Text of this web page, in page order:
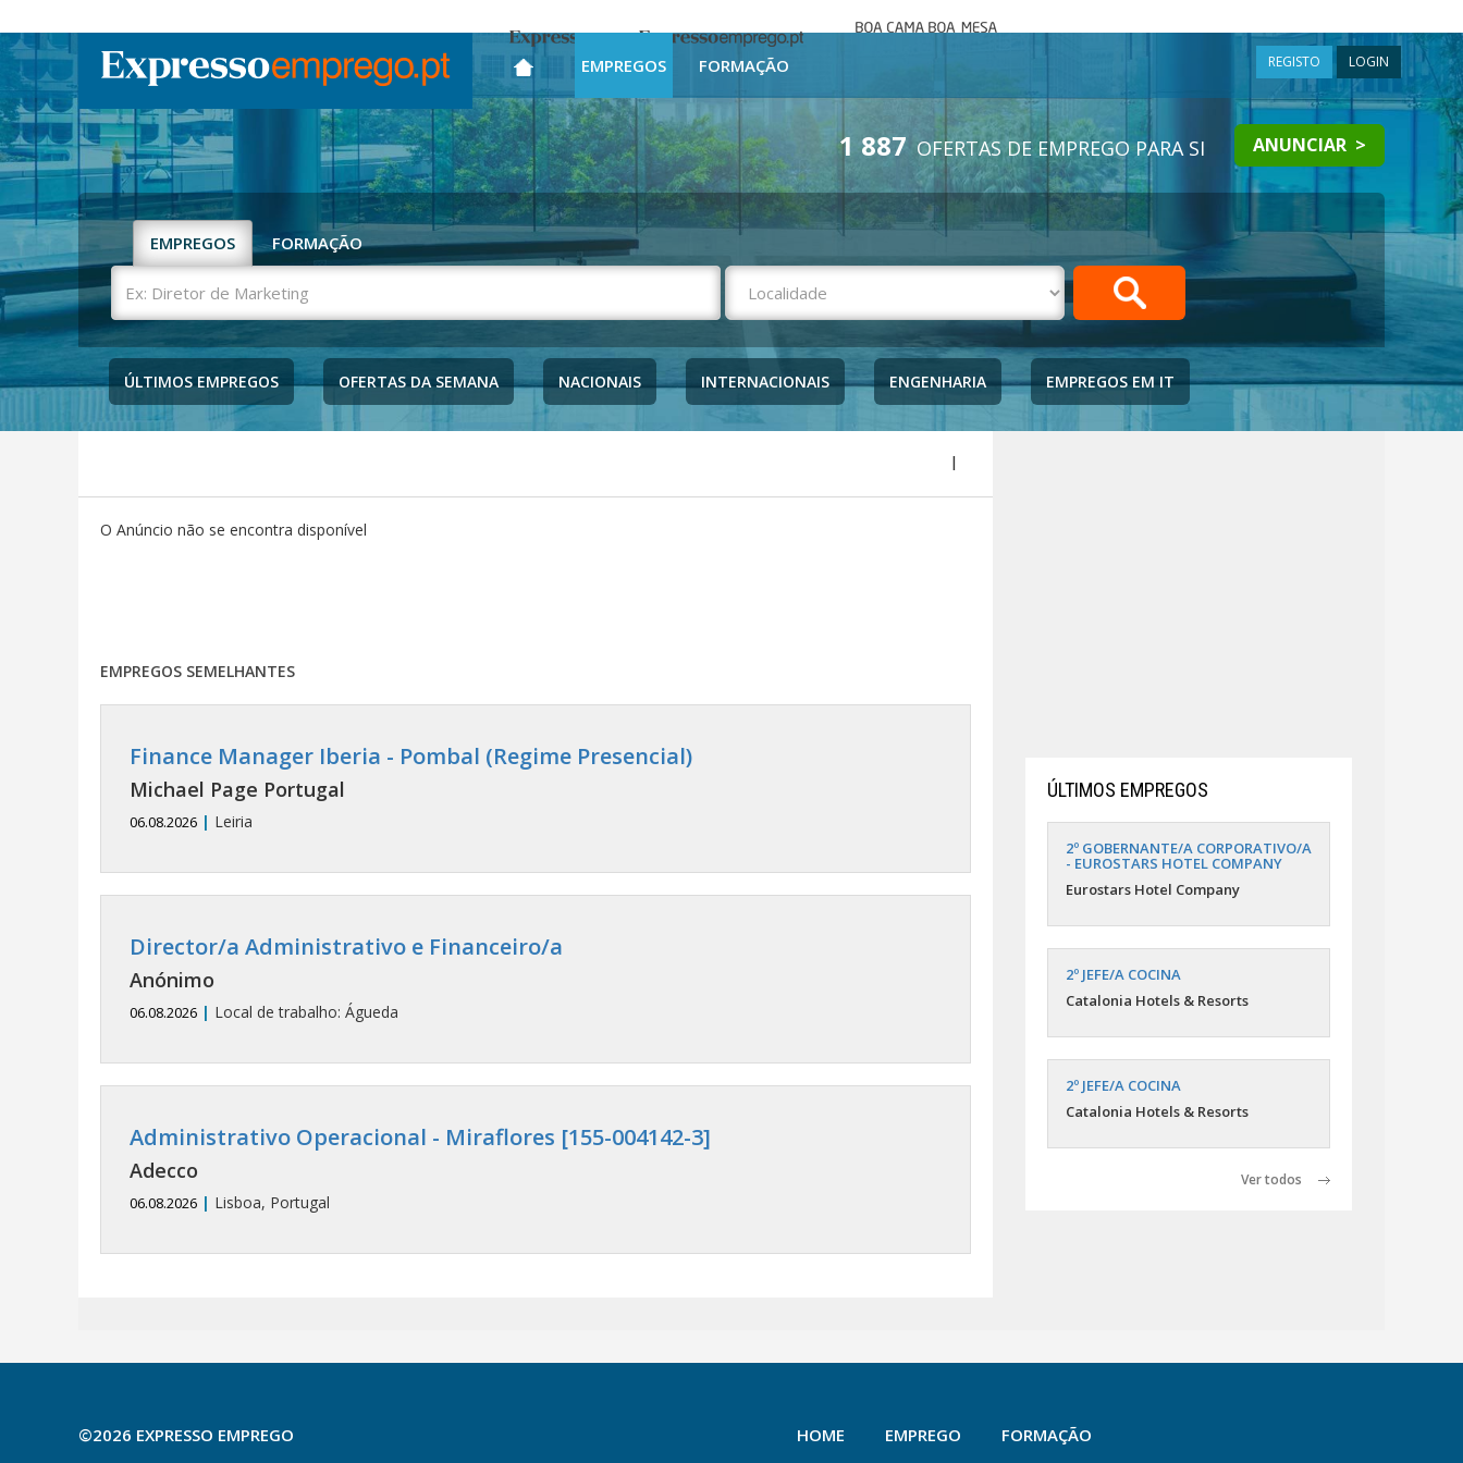
Expresso Expresso Emprego
mesa
EMPREGOS FORMAÇÃO REGISTO LOGIN
1 887 OFERTAS DE EMPREGO PARA SI ANUNCIAR >
EMPREGOS FORMAÇÃO
Ex:
Diretor
de
ÚLTIMOS EMPREGOS
OFERTAS DA SEMANA NACIONAIS INTERNACIONAIS ENGENHARIA EMPREGOS EM IT
|
O Anúncio não se encontra disponível
EMPREGOS SEMELHANTES
Finance Manager Iberia - Pombal (Regime Presencial)
Michael Page Portugal
06.08.2026 | Leiria
Director/a Administrativo e Financeiro/a
Anónimo
06.08.2026 | Local de trabalho: Águeda
Administrativo Operacional - Miraflores [155-004142-3]
Adecco
06.08.2026 | Lisboa, Portugal
ÚLTIMOS EMPREGOS
2º GOBERNANTE/A CORPORATIVO/A
- EUROSTARS HOTEL COMPANY
Eurostars Hotel Company
2º JEFE/A COCINA
Catalonia Hotels & Resorts
2º JEFE/A COCINA
Catalonia Hotels & Resorts
Ver todos
©2026 EXPRESSO EMPREGO HOME EMPREGO FORMAÇÃO